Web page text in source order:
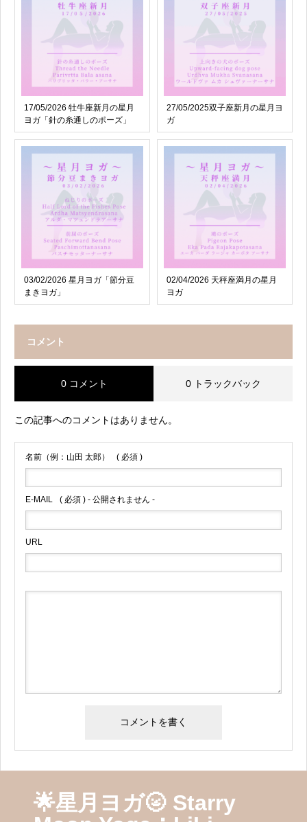
17/05/2026 牡牛座新月の星月
ヨガ「針の糸通しのポーズ」
27/05/2025双子座新月の星月ヨ
ガ
03/02/2026 星月ヨガ「節分豆
まきヨガ」
02/04/2026 天秤座満月の星月
ヨガ
コメント
0 コメント 0 トラックバック
この記事へのコメントはありません。
名前（例：山田 太郎） ( 必須 )
E-MAIL ( 必須 ) - 公開されません -
URL
🌟星月ヨガ🌝 Starry